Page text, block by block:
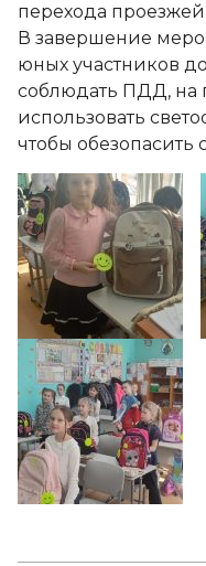
перехода проезжей
В завершение
юных участников
соблюдать ПДД, на
использовать
чтобы обезопасить